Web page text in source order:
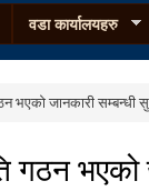
वडा कार्यालयहरु
भएको जानकारी सम्बन्धी
गठन